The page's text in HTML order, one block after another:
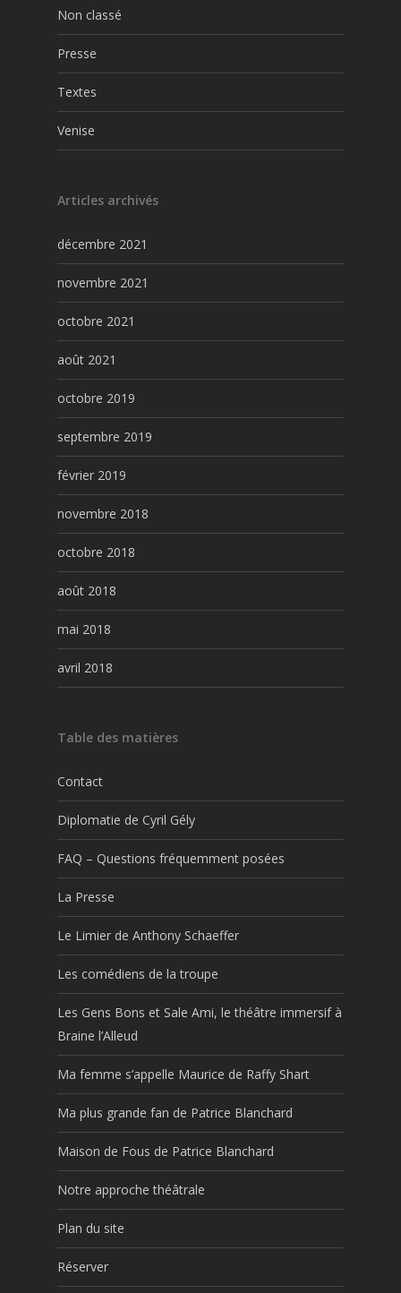
Non classé
Presse
Textes
Venise
Articles archivés
décembre 2021
novembre 2021
octobre 2021
août 2021
octobre 2019
septembre 2019
février 2019
novembre 2018
octobre 2018
août 2018
mai 2018
avril 2018
Table des matières
Contact
Diplomatie de Cyril Gély
FAQ – Questions fréquemment posées
La Presse
Le Limier de Anthony Schaeffer
Les comédiens de la troupe
Les Gens Bons et Sale Ami, le théâtre immersif à
Braine l’Alleud
Ma femme s’appelle Maurice de Raffy Shart
Ma plus grande fan de Patrice Blanchard
Maison de Fous de Patrice Blanchard
Notre approche théâtrale
Plan du site
Réserver